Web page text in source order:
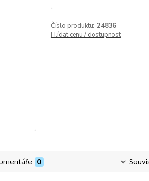
Číslo produktu: 24836
Hlídat cenu / dostupnost
0